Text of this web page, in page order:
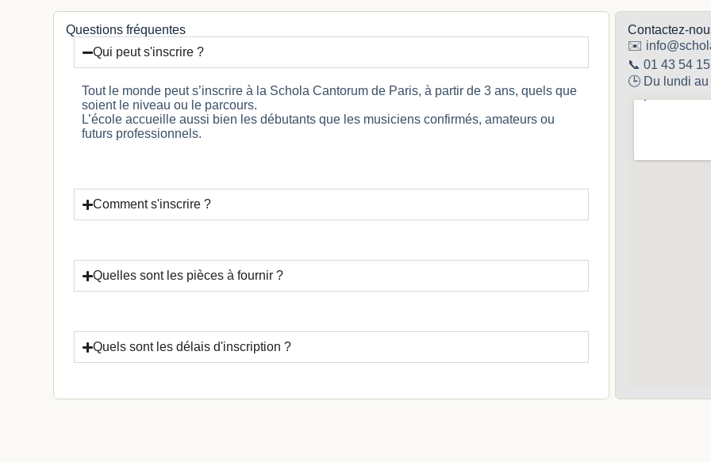
Questions fréquentes
Qui peut s'inscrire ?
Tout le monde peut s’inscrire à la Schola Cantorum de Paris, à partir de 3 ans, quels que
soient le niveau ou le parcours.
L’école accueille aussi bien les débutants que les musiciens confirmés, amateurs ou
futurs professionnels.
Comment s'inscrire ?
Quelles sont les pièces à fournir ?
Quels sont les délais d'inscription ?
Contactez-
✉️
📞 01 43 54
🕒 Du lundi